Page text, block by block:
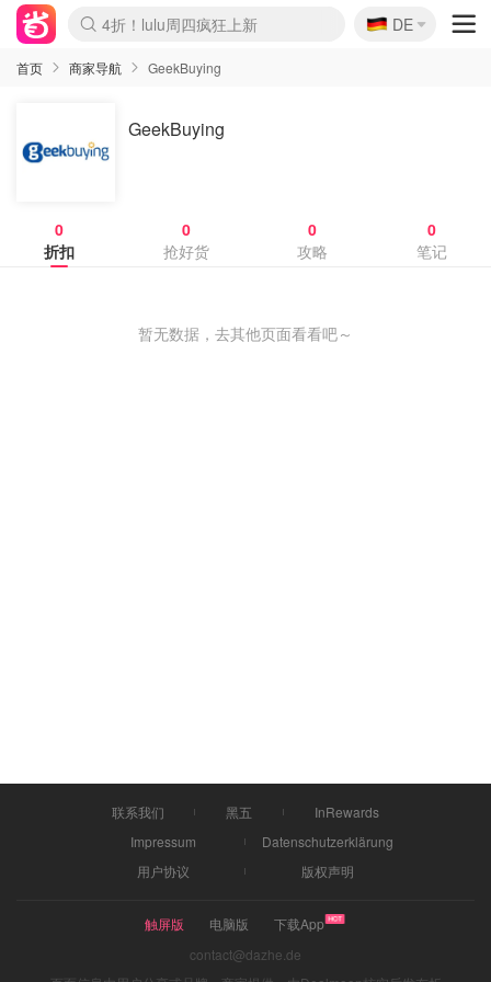
Boticinal 夏促开抢！
4折！lulu周四疯狂上新
还没结束！&OtherStories大促
Joybuy变相75折 随时失效
速领！Stanley独家85折
疑似霸哥！Camper额外叠85折
Zalando 奥莱闪促！每日更新
Moncler反季囤！5折起+叠9折
Coach Brooklyn仅€192
🇩🇪
DE
首页 商家导航 GeekBuying
GeekBuying
0
折扣
0
抢好货
0
攻略
0
笔记
暂无数据，去其他页面看看吧～
联系我们 黑五
InRewards
Impressum
Datenschutzerklärung
用户协议
版权声明
触屏版 电脑版
下载App
contact@dazhe.de